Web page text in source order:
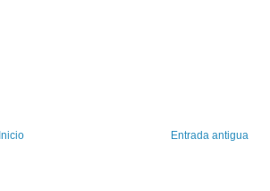
Entrada antigua
Inicio